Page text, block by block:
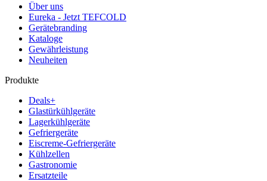
Über uns
Eureka - Jetzt TEFCOLD
Gerätebranding
Kataloge
Gewährleistung
Neuheiten
Produkte
Deals+
Glastürkühlgeräte
Lagerkühlgeräte
Gefriergeräte
Eiscreme-Gefriergeräte
Kühlzellen
Gastronomie
Ersatzteile